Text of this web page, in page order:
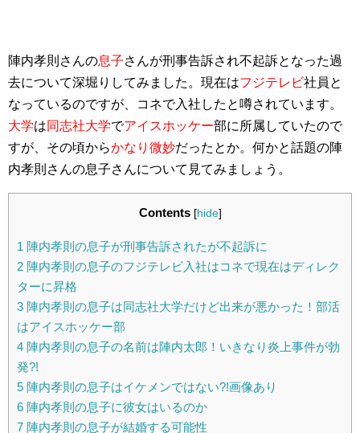
陣内孝則さんの息子さんが刑事告訴され不起訴となった過
去について深堀りしてみました。現在はフジテレビ社員と
なっているのですが、コネで入社したと噂されています。
大学は同志社大学でアイスホッケー部に所属していたので
すが、その頃からかなり微妙だったとか。何かと話題の陣
内孝則さんの息子さんについて見てみましょう。
Contents [hide]
1 陣内孝則の息子が刑事告訴されたが不起訴に
2 陣内孝則の息子のフジテレビ入社はコネで現在はディレク
ターに昇格
3 陣内孝則の息子は同志社大学だけど出来が悪かった！部活
はアイスホッケー部
4 陣内孝則の息子の名前は陣内太郎！いきなり炎上事件が勃
発?!
5 陣内孝則の息子はイケメンではない?!画像あり
6 陣内孝則の息子に彼女はいるのか
7 陣内孝則の息子が結婚する可能性